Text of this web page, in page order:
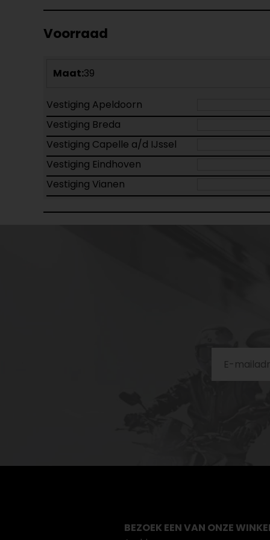
Voorraad
Maat:39
Vestiging Apeldoorn
Vestiging Breda
Vestiging Capelle a/d IJssel
Vestiging Eindhoven
Vestiging Vianen
BEZOEK EEN VAN ONZE